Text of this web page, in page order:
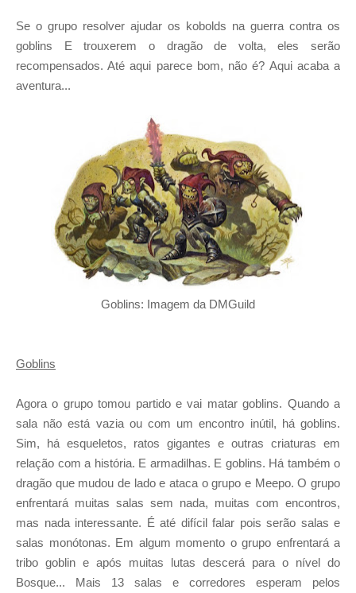
Se o grupo resolver ajudar os kobolds na guerra contra os
goblins E trouxerem o dragão de volta, eles serão
recompensados. Até aqui parece bom, não é? Aqui acaba a
aventura...
Goblins: Imagem da DMGuild
Goblins
Agora o grupo tomou partido e vai matar goblins. Quando a
sala não está vazia ou com um encontro inútil, há goblins.
Sim, há esqueletos, ratos gigantes e outras criaturas em
relação com a história. E armadilhas. E goblins. Há também o
dragão que mudou de lado e ataca o grupo e Meepo. O grupo
enfrentará muitas salas sem nada, muitas com encontros,
mas nada interessante. É até difícil falar pois serão salas e
salas monótonas. Em algum momento o grupo enfrentará a
tribo goblin e após muitas lutas descerá para o nível do
Bosque... Mais 13 salas e corredores esperam pelos